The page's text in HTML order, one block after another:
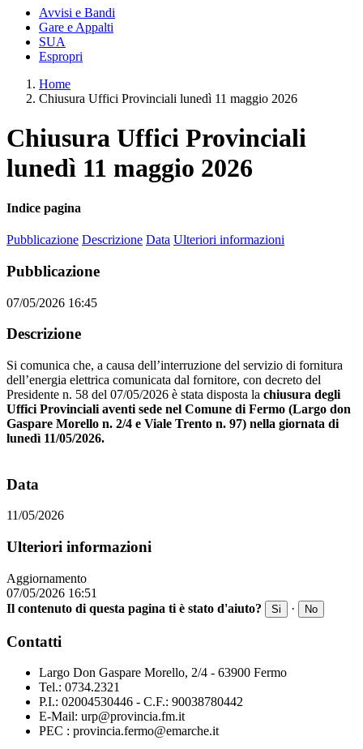
Avvisi e Bandi
Gare e Appalti
SUA
Espropri
Home
Chiusura Uffici Provinciali lunedì 11 maggio 2026
Chiusura Uffici Provinciali
lunedì 11 maggio 2026
Indice pagina
Pubblicazione Descrizione Data Ulteriori informazioni
Pubblicazione
07/05/2026 16:45
Descrizione
Si comunica che, a causa dell’interruzione del servizio di fornitura
dell’energia elettrica comunicata dal fornitore, con decreto del
Presidente n. 58 del 07/05/2026 è stata disposta la chiusura degli
Uffici Provinciali aventi sede nel Comune di Fermo (Largo don
Gaspare Morello n. 2/4 e Viale Trento n. 97) nella giornata di
lunedì 11/05/2026.
Data
11/05/2026
Ulteriori informazioni
Aggiornamento
07/05/2026 16:51
Il contenuto di questa pagina ti è stato d'aiuto?
Si · No
Contatti
Largo Don Gaspare Morello, 2/4 - 63900 Fermo
Tel.: 0734.2321
P.I.: 02004530446 - C.F.: 90038780442
E-Mail: urp@provincia.fm.it
PEC : provincia.fermo@emarche.it